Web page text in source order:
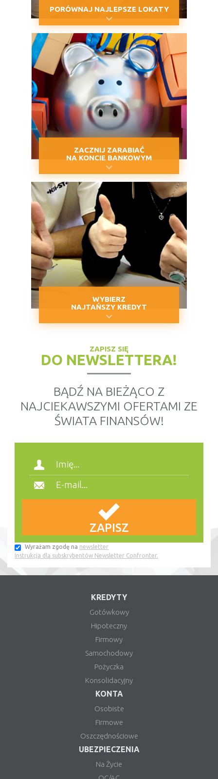
PORÓWNAJ NAJLEPSZE LOKATY
ZACZNIJ ZARABIAĆ
NA KONCIE BANKOWYM
WYBIERZ
NAJTAŃSZY KREDYT
ZAPISZ SIĘ
DO NEWSLETTERA!
BĄDŹ NA BIEŻĄCO Z
NAJCIEKAWSZYMI OFERTAMI ZE
ŚWIATA FINANSÓW!
Wyrażam zgodę na newsletter
Instrukcja dla subskrybentów Newsletter Confronter.
KREDYTY
Gotówkowy
Hipoteczny
Firmowy
Samochodowy
Pożyczka
Konsolidacyjny
KONTA
Osobiste
Firmowe
Oszczędnościowe
UBEZPIECZENIA
Na Życie